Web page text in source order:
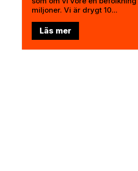
miljoner. Vi är drygt 10...
Läs mer